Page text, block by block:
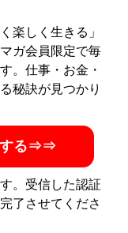
楽しく生きる」
ガ会員限定で毎
。仕事・お金・
秘訣が見つかり
する⇒⇒
。受信した認証
了させてくださ